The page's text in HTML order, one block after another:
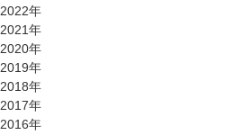
2022年
2021年
2020年
2019年
2018年
2017年
2016年